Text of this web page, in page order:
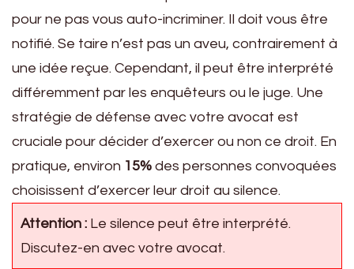
pour ne pas vous auto-incriminer. Il doit vous être
notifié. Se taire n’est pas un aveu, contrairement à
une idée reçue. Cependant, il peut être interprété
différemment par les enquêteurs ou le juge. Une
stratégie de défense avec votre avocat est
cruciale pour décider d’exercer ou non ce droit. En
pratique, environ 15% des personnes convoquées
choisissent d’exercer leur droit au silence.
Attention : Le silence peut être interprété.
Discutez-en avec votre avocat.